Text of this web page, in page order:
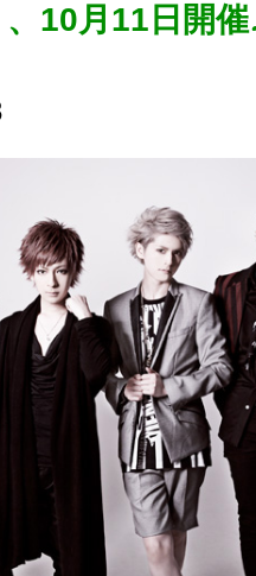
、10月11日開